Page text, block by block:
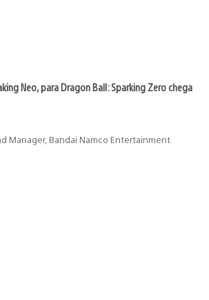
Neo, para Dragon Ball: Sparking Zero chega
Manager, Bandai Namco Entertainment